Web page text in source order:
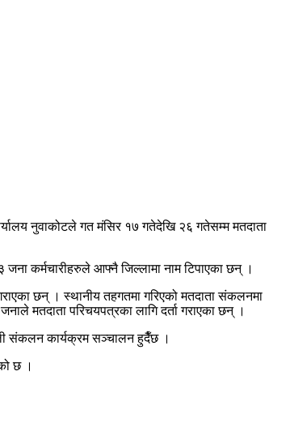
नुवाकोटले गत मंसिर १७ गतेदेखि २६ गतेसम्म मतदाता
जना कर्मचारीहरुले आफ्नै जिल्लामा नाम टिपाएका छन् ।
छन् । स्थानीय तहगतमा गरिएको मतदाता संकलनमा
मतदाता परिचयपत्रका लागि दर्ता गराएका छन् ।
संकलन कार्यक्रम सञ्चालन हुदैँछ ।
छ ।